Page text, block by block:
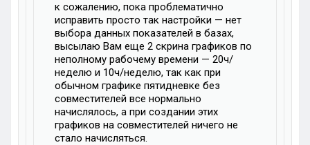
к сожалению, пока проблематично
исправить просто так настройки — нет
выбора данных показателей в базах,
высылаю Вам еще 2 скрина графиков по
неполному рабочему времени — 20ч/
неделю и 10ч/неделю, так как при
обычном графике пятидневке без
совместителей все нормально
начислялось, а при создании этих
графиков на совместителей ничего не
стало начисляться.